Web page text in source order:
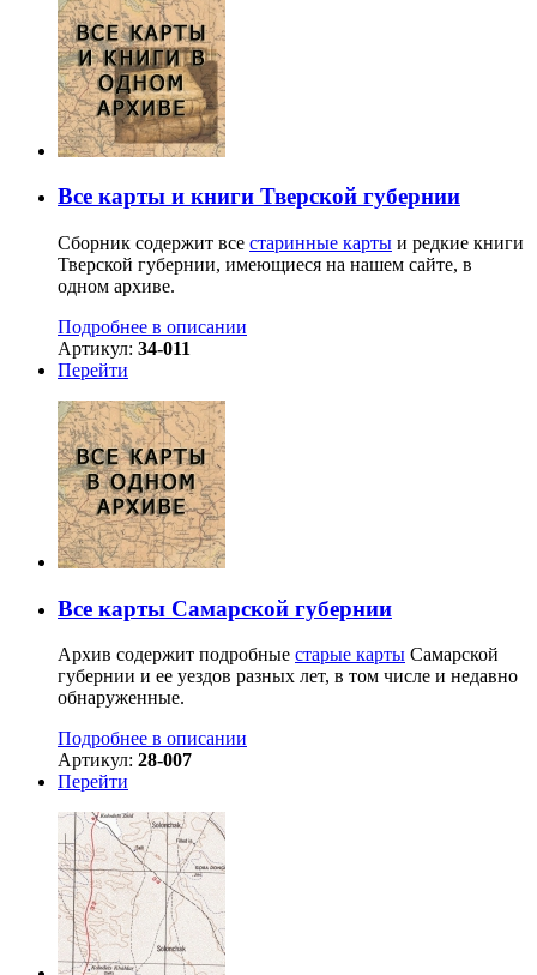
Все карты и книги Тверской губернии
Сборник содержит все старинные карты и редкие книги
Тверской губернии, имеющиеся на нашем сайте, в
одном архиве.
Подробнее в описании
Артикул: 34-011
Перейти
Все карты Самарской губернии
Архив содержит подробные старые карты Самарской
губернии и ее уездов разных лет, в том числе и недавно
обнаруженные.
Подробнее в описании
Артикул: 28-007
Перейти